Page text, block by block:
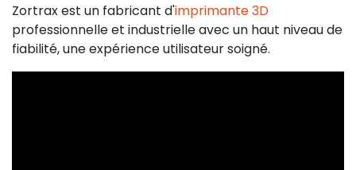
Zortrax est un fabricant d'imprimante 3D
professionnelle et industrielle avec un haut niveau de
fiabilité, une expérience utilisateur soigné.